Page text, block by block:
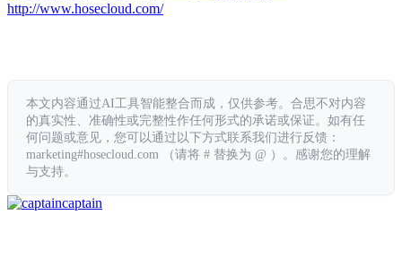
http://www.hosecloud.com/
本文内容通过AI工具智能整合而成，仅供参考。合思不对内容
的真实性、准确性或完整性作任何形式的承诺或保证。如有任
何问题或意见，您可以通过以下方式联系我们进行反馈：
marketing#hosecloud.com （请将 # 替换为 @ ）。感谢您的理解
与支持。
captain